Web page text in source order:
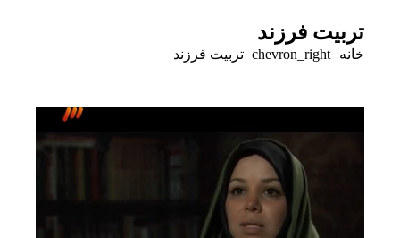
تربیت فرزند
chevron_right تربیت فرزند